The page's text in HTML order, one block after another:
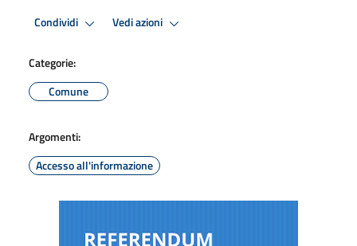
Condividi Vedi azioni
Categorie:
Comune
Argomenti:
Accesso all'informazione